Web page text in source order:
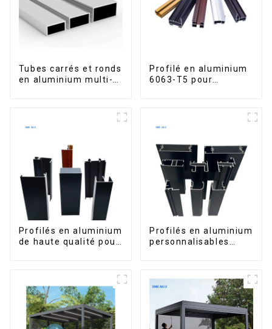
Tubes carrés et ronds
en aluminium multi-
Profilé en aluminium
6063-T5 pour
Profilés en aluminium
de haute qualité pour
Profilés en aluminium
personnalisables